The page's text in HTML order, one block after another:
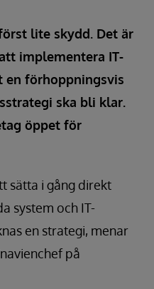
lite skydd. Det är
implementera IT-
en förhoppningsvis
ska bli klar.
öppet för
sätta i gång direkt
system och IT-
en strategi, menar
på